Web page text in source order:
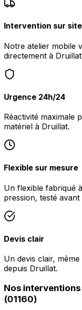
Intervention sur site
Notre atelier mobile
directement à
Urgence 24h/24
Réactivité maximale
matériel à Druillat.
Flexible sur mesure
Un flexible fabriqué
pression, testé
Devis clair
Un devis clair,
depuis Druillat.
Nos
(01160)